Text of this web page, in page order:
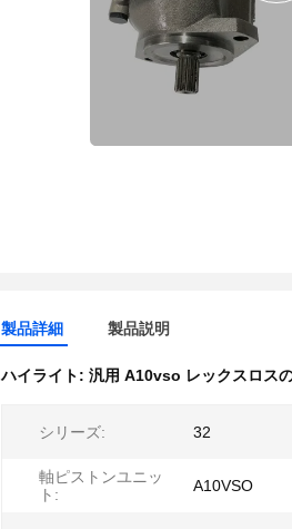
製品詳細 製品説明
ハイライト: 汎用 A10vso レックスロス
シリーズ: 32
軸ピストンユニッ
ト:
A10VSO